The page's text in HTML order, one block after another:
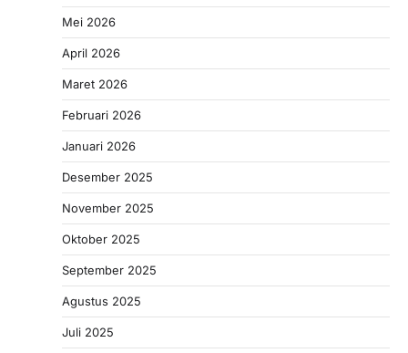
Mei 2026
April 2026
Maret 2026
Februari 2026
Januari 2026
Desember 2025
November 2025
Oktober 2025
September 2025
Agustus 2025
Juli 2025